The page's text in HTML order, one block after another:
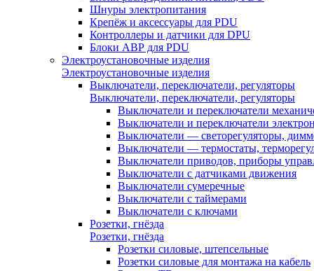
Шнуры электропитания
Крепёж и аксессуары для PDU
Контроллеры и датчики для DPU
Блоки АВР для PDU
Электроустановочные изделия
Электроустановочные изделия
Выключатели, переключатели, регуляторы
Выключатели, переключатели, регуляторы
Выключатели и переключатели
Выключатели и переключатели
Выключатели — светорегуляторы,
Выключатели — термостаты,
Выключатели приводов, приборы
Выключатели с датчиками движения
Выключатели сумеречные
Выключатели с таймерами
Выключатели с ключами
Розетки, гнёзда
Розетки, гнёзда
Розетки силовые, штепсельные
Розетки силовые для монтажа на кабель